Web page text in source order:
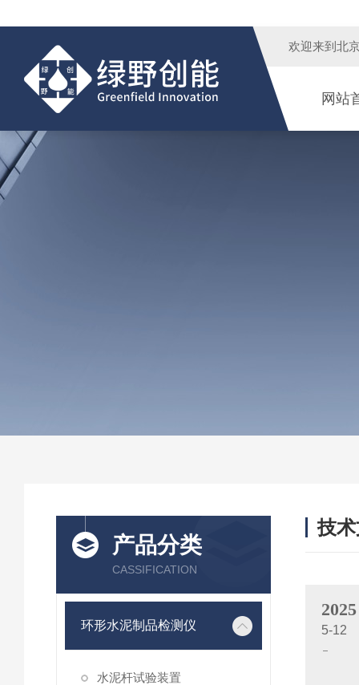
欢迎来到 北
网站
产品分类
CASSIFICATION
环形水泥制品检测仪
水泥杆试验装置
技
2025
5-12